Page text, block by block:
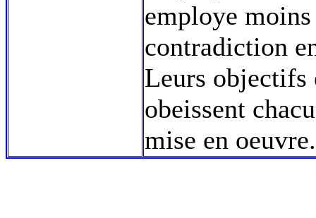
employe
contradiction
Leurs objectifs
obeissent
mise en oeuvre.